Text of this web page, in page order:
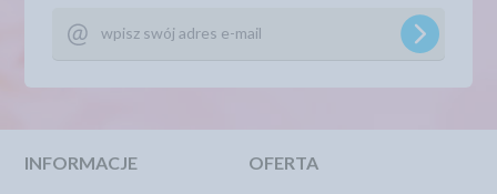
INFORMACJE OFERTA